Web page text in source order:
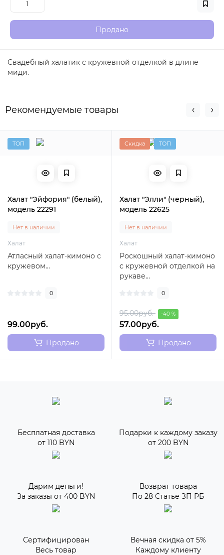
Продано
Свадебный халатик с кружевной отделкой в длине
миди.
Рекомендуемые товары
ТОП
Халат "Эйфория" (белый),
модель 22291
Нет в наличии
Халат
Атласный халат-кимоно с
кружевом...
0
99.00руб.
Продано
Скидка ТОП
Халат "Элли" (черный),
модель 22625
Нет в наличии
Халат
Роскошный халат-кимоно
с кружевной отделкой на
рукаве...
0
95.00руб. -40 %
57.00руб.
Продано
Бесплатная доставка
от 110 BYN
Подарки к каждому заказу
от 200 BYN
Дарим деньги!
За заказы от 400 BYN
Возврат товара
По 28 Статье ЗП РБ
Сертифицирован
Весь товар
Вечная скидка от 5%
Каждому клиенту